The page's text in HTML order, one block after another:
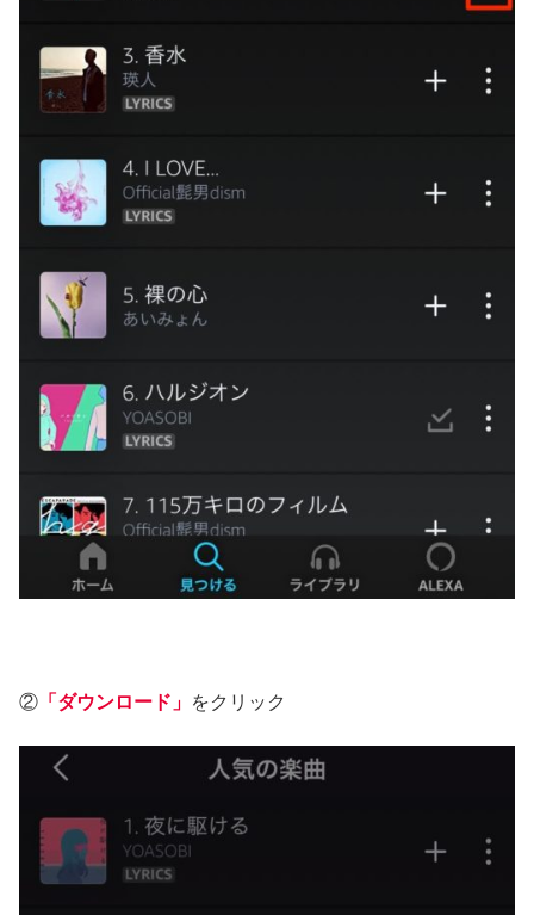
② 「ダウンロード」 をクリック